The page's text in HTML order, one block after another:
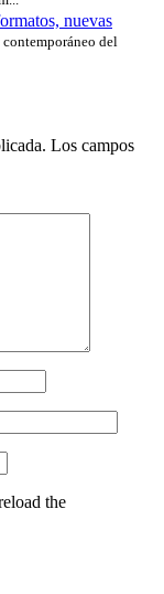
nuevas
del
Los campos
the